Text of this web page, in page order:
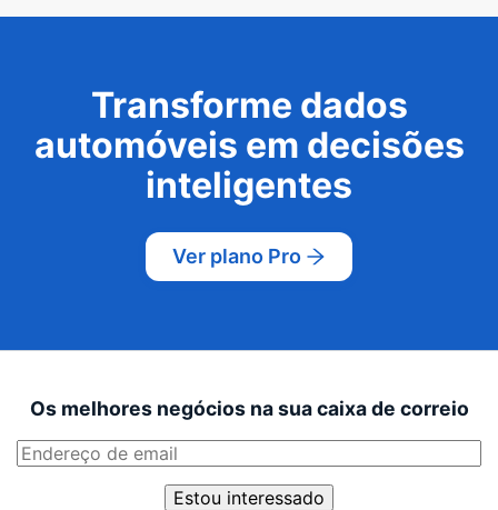
Transforme dados
automóveis em decisões
inteligentes
Ver plano Pro
Os melhores negócios na sua caixa de correio
Estou interessado